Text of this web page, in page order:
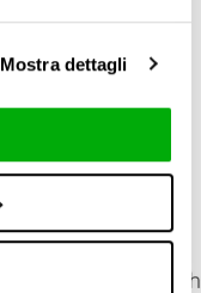
Mostra dettagli